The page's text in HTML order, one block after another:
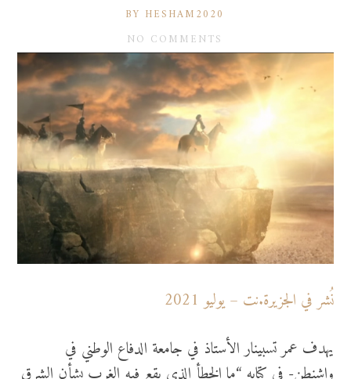
BY HESHAM2020
NO COMMENTS
نُشر في الجزيرة.نت – يوليو 2021
يهدف عمر تسبينار الأستاذ في جامعة الدفاع الوطني في